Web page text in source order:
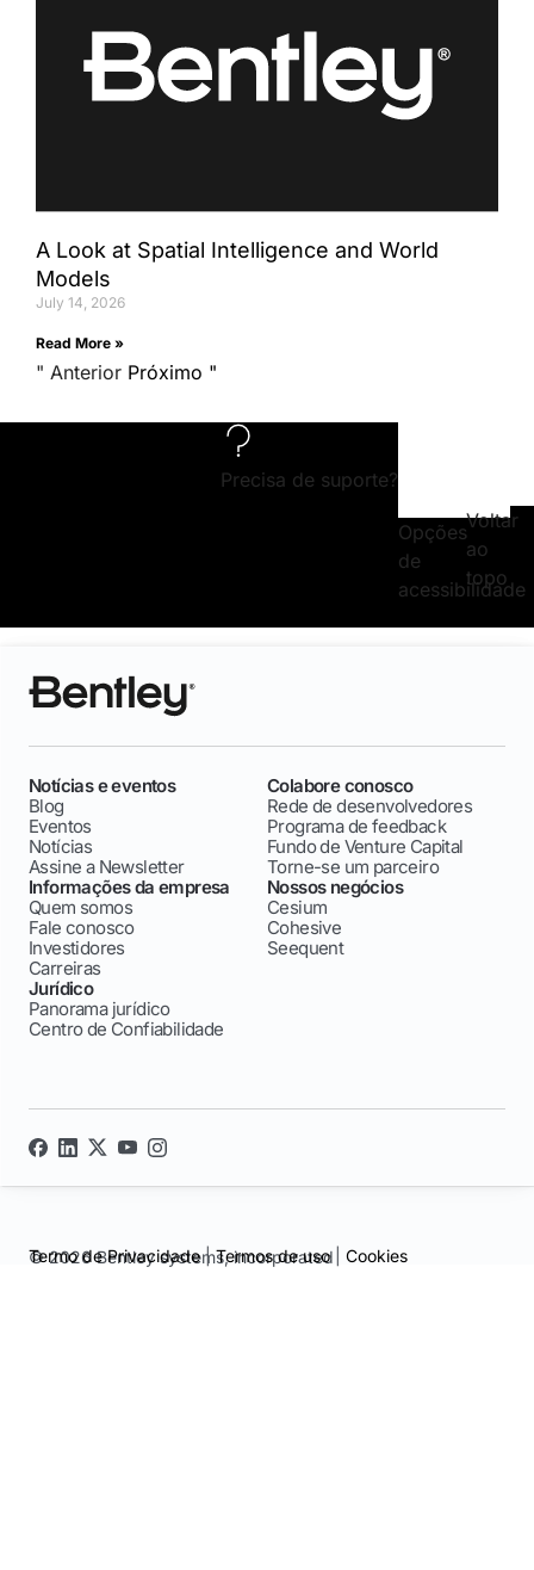
A Look at Spatial Intelligence and World
Models
July 14, 2026
Read More »
" Anterior Próximo "
Precisa de suporte?
Opções
de
acessibilidade
Voltar
ao
topo
Notícias e eventos
Blog
Eventos
Notícias
Assine a Newsletter
Colabore conosco
Rede de desenvolvedores
Programa de feedback
Fundo de Venture Capital
Torne-se um parceiro
Informações da empresa
Quem somos
Fale conosco
Investidores
Carreiras
Nossos negócios
Cesium
Cohesive
Seequent
Jurídico
Panorama jurídico
Centro de Confiabilidade
© 2026 Bentley systems, incorporated
Termo de Privacidade|Termos de uso| Cookies